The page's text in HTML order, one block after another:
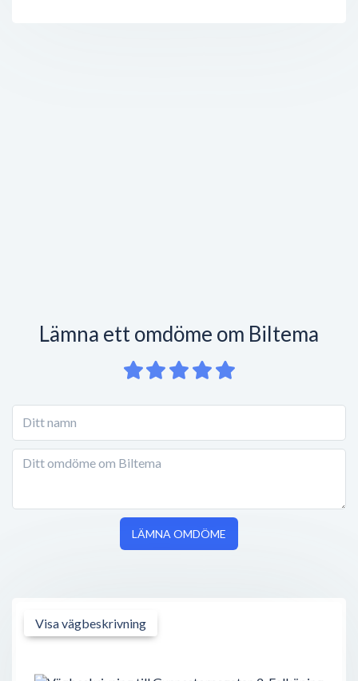
Lämna ett omdöme om Biltema
LÄMNA OMDÖME
Visa vägbeskrivning